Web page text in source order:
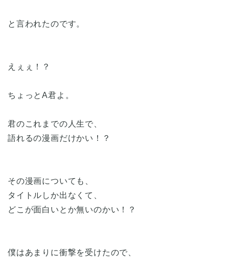
と言われたのです。
えぇぇ！？
ちょっとA君よ。
君のこれまでの人生で、
語れるの漫画だけかい！？
その漫画についても、
タイトルしか出なくて、
どこが面白いとか無いのかい！？
僕はあまりに衝撃を受けたので、